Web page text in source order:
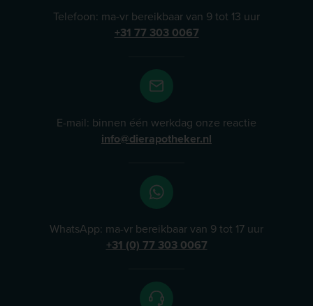
Telefoon: ma-vr bereikbaar van 9 tot 13 uur
+31 77 303 0067
E-mail: binnen één werkdag onze reactie
info@dierapotheker.nl
WhatsApp: ma-vr bereikbaar van 9 tot 17 uur
+31 (0) 77 303 0067